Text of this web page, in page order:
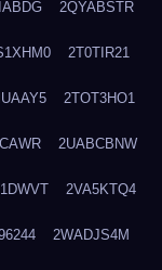
2QYABSTR
2T0TIR21
2TOT3HO1
2UABCBNW
2VA5KTQ4
2WADJS4M